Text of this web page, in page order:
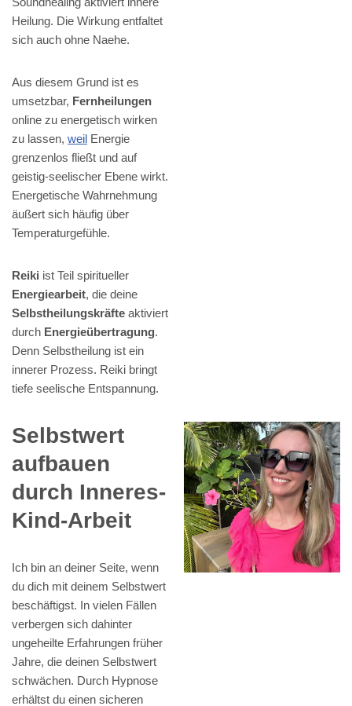
Heilung. Die Wirkung entfaltet
sich auch ohne Naehe.
Aus diesem Grund ist es
umsetzbar, Fernheilungen
online zu energetisch wirken
zu lassen, weil Energie
grenzenlos fließt und auf
geistig-seelischer Ebene wirkt.
Energetische Wahrnehmung
äußert sich häufig über
Temperaturgefühle.
Reiki ist Teil spiritueller
Energiearbeit, die deine
Selbstheilungskräfte aktiviert
durch Energieübertragung.
Denn Selbstheilung ist ein
innerer Prozess. Reiki bringt
tiefe seelische Entspannung.
Selbstwert
aufbauen
durch Inneres-
Kind-Arbeit
Ich bin an deiner Seite, wenn
du dich mit deinem Selbstwert
beschäftigst. In vielen Fällen
verbergen sich dahinter
ungeheilte Erfahrungen früher
Jahre, die deinen Selbstwert
schwächen. Durch Hypnose
erhältst du einen sicheren